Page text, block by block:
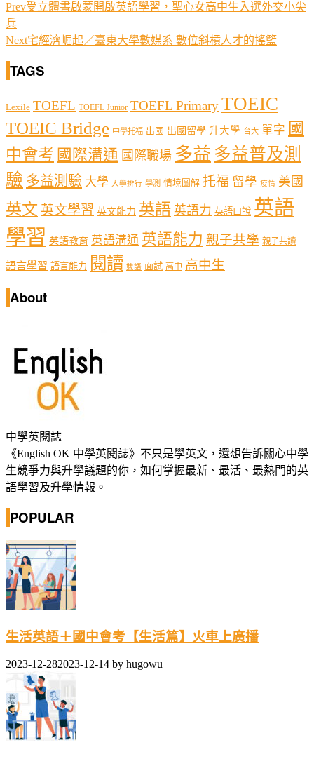
Prev受立體書啟蒙開啟英語學習，聖心女高中生入選外交小尖
兵
Next宅經濟崛起／臺東大學數媒系 數位斜槓人才的搖籃
TAGS
Lexile TOEFL TOEFL Junior TOEFL PrimaryTOEIC
TOEIC Bridge 中學托福 出國 出國留學 升大學 台大 單字 國
中會考 國際溝通 國際職場 多益 多益普及測
驗 多益測驗 大學 大學排行 學測 情境圖解 托福 留學 疫情 美國
英文 英文學習 英文能力 英語 英語力 英語口說 英語
學習 英語教育 英語溝通 英語能力 親子共學 親子共讀
語言學習 語言能力 閱讀 雙語 面試 高中 高中生
About
中學英閱誌
《English OK 中學英閱誌》不只是學英文，還想告訴關心中學
生競爭力與升學議題的你，如何掌握最新、最活、最熱門的英
語學習及升學情報。
POPULAR
生活英語＋國中會考【生活篇】火車上廣播
2023-12-282023-12-14 by hugowu